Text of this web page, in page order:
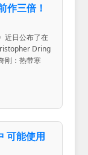
作三倍！
近日公布了在
Dring
刚：热带寒
可能使用